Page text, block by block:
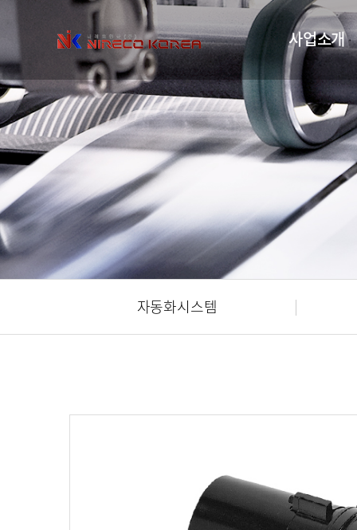
사업소개
자동화시스템